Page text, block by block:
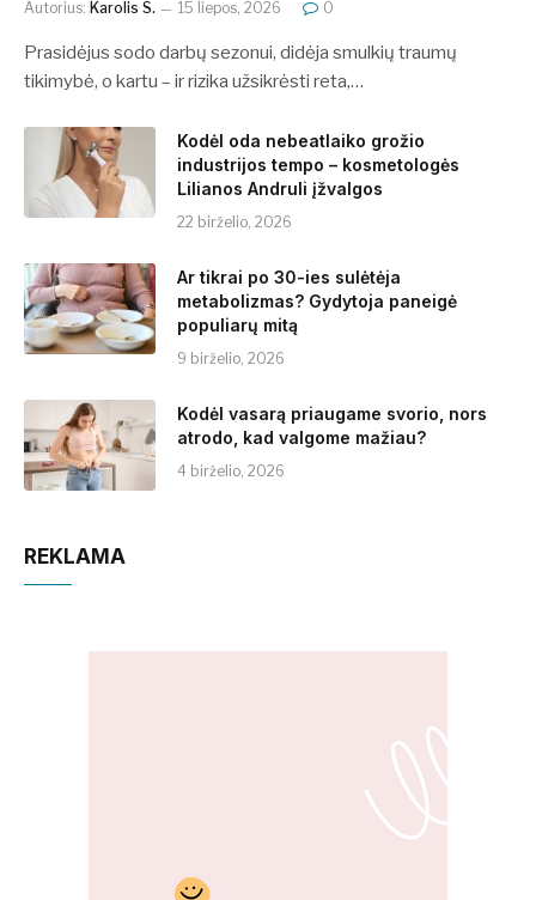
Autorius: Karolis S. 15 liepos, 2026 0
Prasidėjus sodo darbų sezonui, didėja smulkių traumų
tikimybė, o kartu – ir rizika užsikrėsti reta,…
Kodėl oda nebeatlaiko grožio
industrijos tempo – kosmetologės
Lilianos Andruli įžvalgos
22 birželio, 2026
Ar tikrai po 30-ies sulėtėja
metabolizmas? Gydytoja paneigė
populiarų mitą
9 birželio, 2026
Kodėl vasarą priaugame svorio, nors
atrodo, kad valgome mažiau?
4 birželio, 2026
REKLAMA